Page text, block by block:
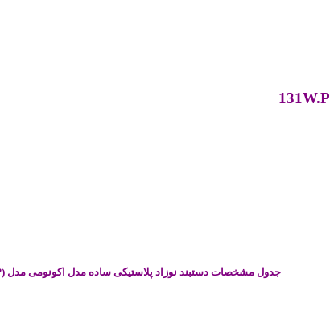
131W.P
جدول مشخصات دستبند نوزاد پلاستیکی ساده مدل اکونومی مدل (131W.P)